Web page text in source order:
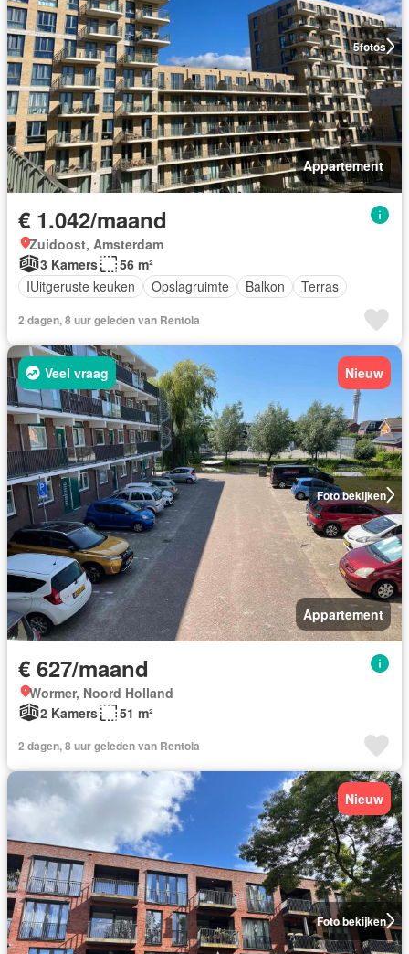
5fotos
Appartement
€ 1.042/maand
Zuidoost, Amsterdam
3 Kamers
56 m²
IUitgeruste keuken
Opslagruimte Balkon Terras
2 dagen, 8 uur geleden van Rentola
Foto bekijken
Veel vraag Nieuw
Appartement
€ 627/maand
Wormer, Noord Holland
2 Kamers
51 m²
2 dagen, 8 uur geleden van Rentola
Foto bekijken
Nieuw